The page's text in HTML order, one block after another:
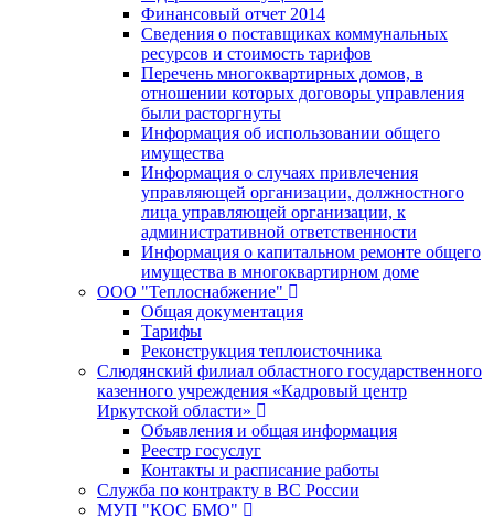
Финансовый отчет 2014
Сведения о поставщиках коммунальных
ресурсов и стоимость тарифов
Перечень многоквартирных домов, в
отношении которых договоры управления
были расторгнуты
Информация об использовании общего
имущества
Информация о случаях привлечения
управляющей организации, должностного
лица управляющей организации, к
административной ответственности
Информация о капитальном ремонте общего
имущества в многоквартирном доме
ООО "Теплоснабжение"
Общая документация
Тарифы
Реконструкция теплоисточника
Слюдянский филиал областного государственного
казенного учреждения «Кадровый центр
Иркутской области»
Объявления и общая информация
Реестр госуслуг
Контакты и расписание работы
Служба по контракту в ВС России
МУП "КОС БМО"